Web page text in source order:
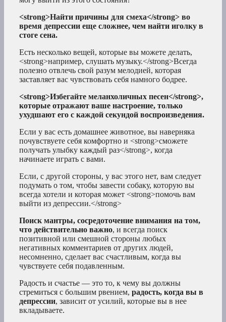
<strong>Найти причины для смеха</strong> во
время депрессии еще сложнее, чем найти иголку в
стоге сена.
Есть несколько вещей, которые вы можете делать,
<strong>например, слушать музыку.</strong>Всегда
полезно отвлечь свой разум мелодией, которая
заставляет вас чувствовать себя намного бодрее.
<strong>Избегайте меланхоличных песен</strong>,
которые отражают ваше настроение, только
ухудшают его с каждой секундой воспроизведения.
Если у вас есть домашнее животное, вы наверняка
почувствуете себя комфортно и <strong>сможете
получать улыбку каждый раз</strong>, когда
начинаете играть с вами.
Если, с другой стороны, у вас этого нет, вам следует
подумать о том, чтобы завести собаку, которую вы
всегда хотели и которая может <strong>помочь вам
выйти из депрессии.</strong>
Поиск мантры, сосредоточение внимания на том,
что действительно важно, и всегда поиск
позитивной или смешной стороны любых
негативных комментариев от других людей,
несомненно, сделает вас счастливым, когда вы
чувствуете себя подавленным.
Радость и счастье — это то, к чему вы должны
стремиться с большим рвением, радость, когда вы в
депрессии, зависит от усилий, которые вы в нее
вкладываете.